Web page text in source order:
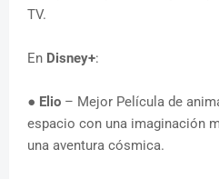
TV.
En Disney+:
● Elio – Mejor Película de
espacio con una imaginación
una aventura cósmica.